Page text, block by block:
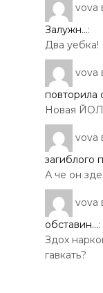
vova
Залужн...:
Два уебка!
vova
повторила
Новая
vova
загиблого
А че он
vova
обставин...:
Здох
гавкать?